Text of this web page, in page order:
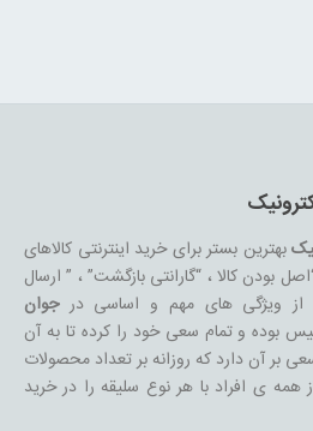
بهترین بستر برای خرید اینترنتی کالاهای
بودن کالا ، “گارانتی بازگشت” ، ” ارسال
از ویژگی های مهم و اساسی درجوان
بوده و تمام سعی خود را کرده تا به آن
بر آن دارد که روزانه بر تعداد محصولات
همه ی افراد با هر نوع سلیقه را در خرید